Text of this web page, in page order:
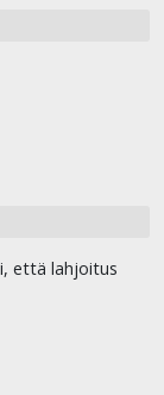
että lahjoitus